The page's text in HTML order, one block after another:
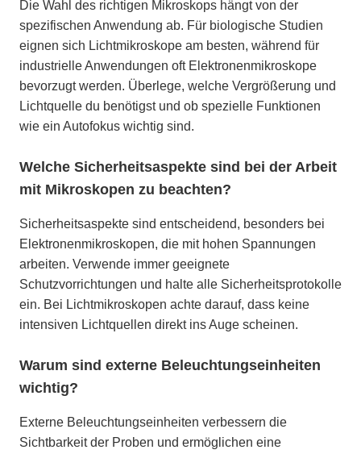
Die Wahl des richtigen Mikroskops hängt von der
spezifischen Anwendung ab. Für biologische Studien
eignen sich Lichtmikroskope am besten, während für
industrielle Anwendungen oft Elektronenmikroskope
bevorzugt werden. Überlege, welche Vergrößerung und
Lichtquelle du benötigst und ob spezielle Funktionen
wie ein Autofokus wichtig sind.
Welche Sicherheitsaspekte sind bei der Arbeit
mit Mikroskopen zu beachten?
Sicherheitsaspekte sind entscheidend, besonders bei
Elektronenmikroskopen, die mit hohen Spannungen
arbeiten. Verwende immer geeignete
Schutzvorrichtungen und halte alle Sicherheitsprotokolle
ein. Bei Lichtmikroskopen achte darauf, dass keine
intensiven Lichtquellen direkt ins Auge scheinen.
Warum sind externe Beleuchtungseinheiten
wichtig?
Externe Beleuchtungseinheiten verbessern die
Sichtbarkeit der Proben und ermöglichen eine